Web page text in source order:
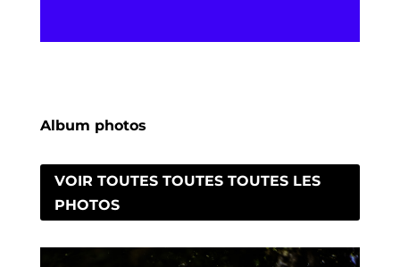
Album photos
VOIR TOUTES TOUTES TOUTES LES
PHOTOS